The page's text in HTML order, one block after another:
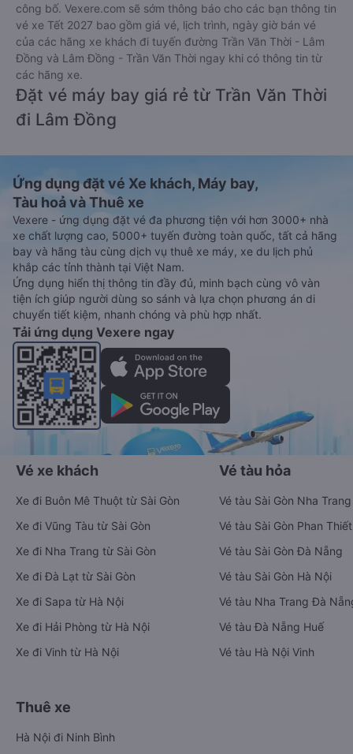
công bố. Vexere.com sẽ sớm thông báo cho các bạn thông tin
vé xe Tết 2027 bao gồm giá vé, lịch trình, ngày giờ bán vé
của các hãng xe khách đi tuyến đường Trần Văn Thời - Lâm
Đồng và Lâm Đồng - Trần Văn Thời ngay khi có thông tin từ
các hãng xe.
Đặt vé máy bay giá rẻ từ Trần Văn Thời
đi Lâm Đồng
Ứng dụng đặt vé Xe khách, Máy bay,
Tàu hoả và Thuê xe
Vexere - ứng dụng đặt vé đa phương tiện với hơn 3000+ nhà
xe chất lượng cao, 5000+ tuyến đường toàn quốc, tất cả hãng
bay và hãng tàu cùng dịch vụ thuê xe máy, xe du lịch phủ
khắp các tỉnh thành tại Việt Nam.
Ứng dụng hiển thị thông tin đầy đủ, minh bạch cùng vô vàn
tiện ích giúp người dùng so sánh và lựa chọn phương án di
chuyển tiết kiệm, nhanh chóng và phù hợp nhất.
Tải ứng dụng Vexere ngay
Vé xe khách
Xe đi Buôn Mê Thuột từ Sài Gòn
Xe đi Vũng Tàu từ Sài Gòn
Xe đi Nha Trang từ Sài Gòn
Xe đi Đà Lạt từ Sài Gòn
Xe đi Sapa từ Hà Nội
Xe đi Hải Phòng từ Hà Nội
Xe đi Vinh từ Hà Nội
Vé tàu hỏa
Vé tàu Sài Gòn Nha Trang
Vé tàu Sài Gòn Phan Thiết
Vé tàu Sài Gòn Đà Nẵng
Vé tàu Sài Gòn Hà Nội
Vé tàu Nha Trang Đà
Vé tàu Đà Nẵng Huế
Vé tàu Hà Nội Vinh
Thuê xe
Hà Nội đi Ninh Bình